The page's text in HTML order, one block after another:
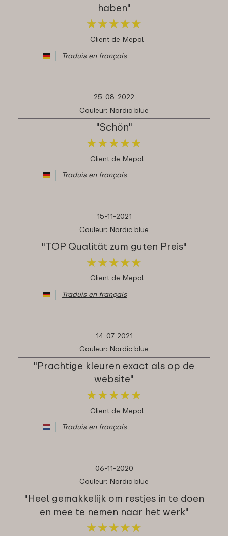
haben"
★★★★★
★★★★★
Client de Mepal
Traduis en français
25-08-2022
Couleur: Nordic blue
"Schön"
★★★★★
★★★★★
Client de Mepal
Traduis en français
15-11-2021
Couleur: Nordic blue
"TOP Qualität zum guten Preis"
★★★★★
★★★★★
Client de Mepal
Traduis en français
14-07-2021
Couleur: Nordic blue
"Prachtige kleuren exact als op de
website"
★★★★★
★★★★★
Client de Mepal
Traduis en français
06-11-2020
Couleur: Nordic blue
"Heel gemakkelijk om restjes in te doen
en mee te nemen naar het werk"
★★★★★
★★★★★